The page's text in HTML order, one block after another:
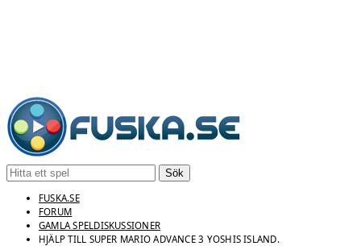
Sök
FUSKA.SE
FORUM
GAMLA SPELDISKUSSIONER
HJÄLP TILL SUPER MARIO ADVANCE 3 YOSHIS ISLAND.